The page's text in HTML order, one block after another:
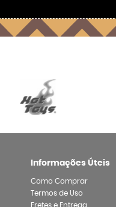
Informações Úteis
Como Comprar
Termos de Uso
Fretes e Entrega